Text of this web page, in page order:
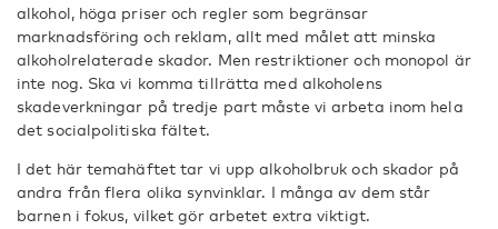
alkohol, höga priser och regler som begränsar
marknadsföring och reklam, allt med målet att minska
alkoholrelaterade skador. Men restriktioner och monopol är
inte nog. Ska vi komma tillrätta med alkoholens
skadeverkningar på tredje part måste vi arbeta inom hela
det socialpolitiska fältet.
I det här temahäftet tar vi upp alkoholbruk och skador på
andra från flera olika synvinklar. I många av dem står
barnen i fokus, vilket gör arbetet extra viktigt.